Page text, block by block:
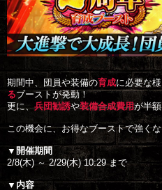
期間中、団員や装備の育成に必要な
るブーストが発動！
更に、兵団勧誘や装備合成費用が半
この機会に、お得なブーストで強くな
▼開催期間
2/8(木) ～ 2/29(木) 10:29 まで
▼内容